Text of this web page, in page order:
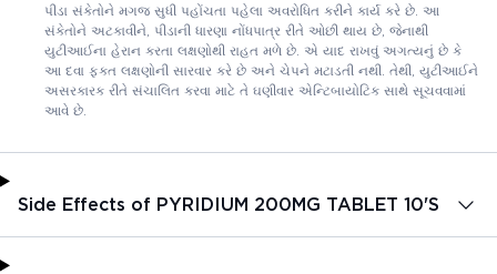
પીડા સંકેતોને મગજ સુધી પહોંચતા પહેલા અવરોધિત કરીને કાર્ય કરે છે. આ
સંકેતોને અટકાવીને, પીડાની ધારણા નોંધપાત્ર રીતે ઓછી થાય છે, જેનાથી
યુટીઆઈના હેરાન કરતા લક્ષણોથી રાહત મળે છે. એ યાદ રાખવું અગત્યનું છે કે
આ દવા ફક્ત લક્ષણોની સારવાર કરે છે અને ચેપને મટાડતી નથી. તેથી, યુટીઆઈને
અસરકારક રીતે સંચાલિત કરવા માટે તે ઘણીવાર એન્ટિબાયોટિક સાથે સૂચવવામાં
આવે છે.
Side Effects of PYRIDIUM 200MG TABLET 10'S